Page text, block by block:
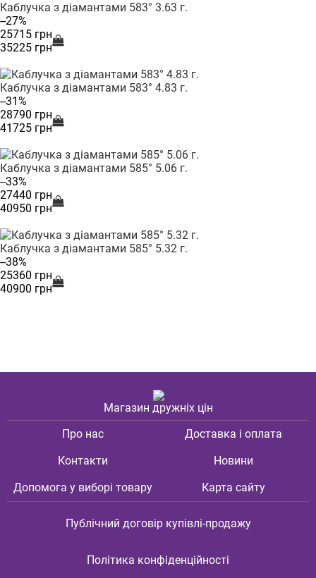
Каблучка з діамантами 583° 3.63 г.
--27%
25715 грн
35225 грн
Каблучка з діамантами 583° 4.83 г.
--31%
28790 грн
41725 грн
Каблучка з діамантами 585° 5.06 г.
--33%
27440 грн
40950 грн
Каблучка з діамантами 585° 5.32 г.
--38%
25360 грн
40900 грн
Магазин дружніх цін
Про нас
Доставка і оплата
Контакти
Новини
Допомога у виборі товару
Карта сайту
Публічний договір купівлі-продажу
Політика конфіденційності